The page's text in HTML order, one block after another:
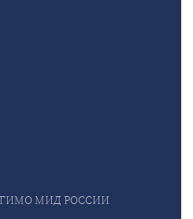
МГИМО МИД РОССИИ